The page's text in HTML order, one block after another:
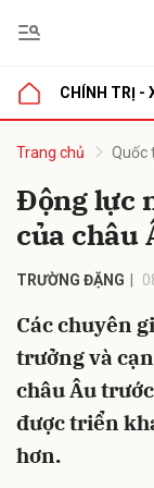
CHÍNH TRỊ -
Trang chủ Quốc
Động lực
của châu
TRƯỜNG ĐẶNG
Các chuyên
trưởng và
châu Âu
được triển
hơn.
luận